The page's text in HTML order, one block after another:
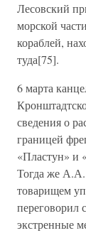
Лесовский
морской
кораблей,
туда[75].
6 марта
сведения о
границей
«Пластун» и
Тогда же А.А.
товарищем
переговорил
экстренные